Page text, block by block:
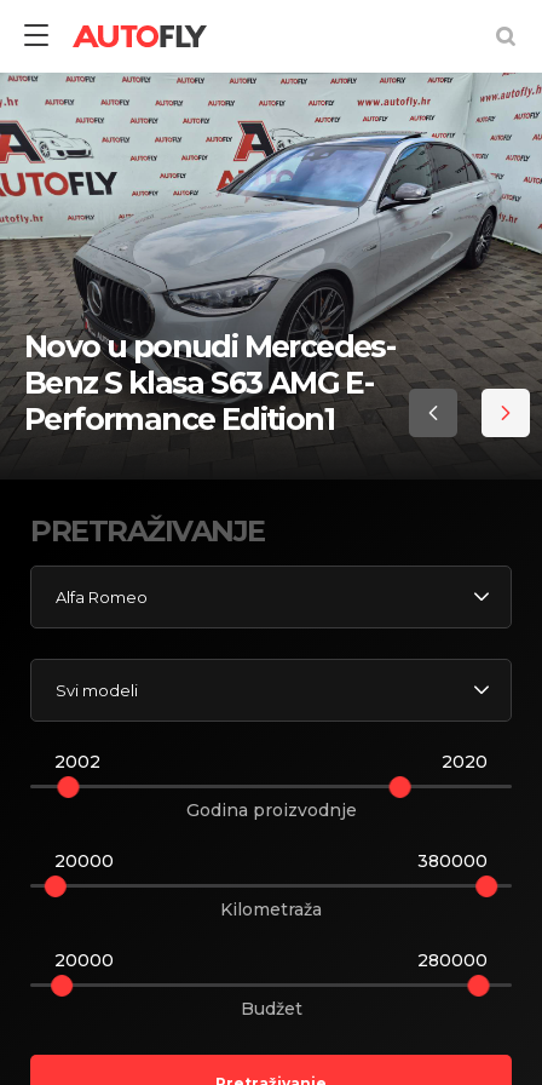
Pretraživanje
rabljenih
vozila
Novo u ponudi Mercedes-
Benz S klasa S63 AMG E-
Performance Edition1
PRETRAŽIVANJE
Alfa Romeo
Svi modeli
2002 2020
Godina proizvodnje
20000 380000
Kilometraža
20000 280000
Budžet